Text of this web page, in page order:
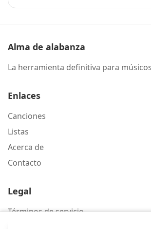
Alma de alabanza
La herramienta definitiva para
Enlaces
Canciones
Listas
Acerca de
Contacto
Legal
Términos de servicio